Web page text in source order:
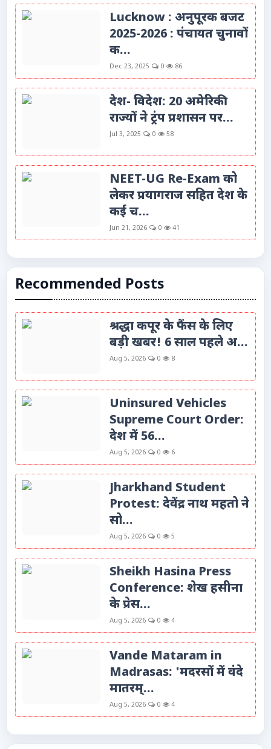
Lucknow : अनुपूरक बजट
2025-2026 : पंचायत चुनावों
क...
Dec 23, 2025 0 86
देश- विदेश: 20 अमेरिकी
राज्यों ने ट्रंप प्रशासन पर...
Jul 3, 2025 0 58
NEET-UG Re-Exam को
लेकर प्रयागराज सहित देश के
कई च...
Jun 21, 2026 0 41
Recommended Posts
श्रद्धा कपूर के फैंस के लिए
बड़ी खबर! 6 साल पहले अ...
Aug 5, 2026 0 8
Uninsured Vehicles
Supreme Court Order:
देश में 56...
Aug 5, 2026 0 6
Jharkhand Student
Protest: देवेंद्र नाथ महतो ने
सो...
Aug 5, 2026 0 5
Sheikh Hasina Press
Conference: शेख हसीना
के प्रेस...
Aug 5, 2026 0 4
Vande Mataram in
Madrasas: 'मदरसों में वंदे
मातरम्...
Aug 5, 2026 0 4